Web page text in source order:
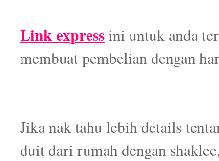
Link expressini untuk anda
membuat pembelian dengan
Jika nak tahu lebih details
duit dari rumah dengan